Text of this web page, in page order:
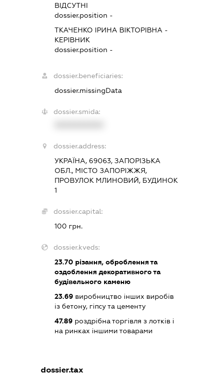
ВІДСУТНІ
dossier.position -
ТКАЧЕНКО ІРИНА ВІКТОРІВНА -
КЕРІВНИК
dossier.position -
dossier.beneficiaries:
dossier.missingData
dossier.smida:
dossier.address:
УКРАЇНА, 69063, ЗАПОРІЗЬКА
ОБЛ., МІСТО ЗАПОРІЖЖЯ,
ПРОВУЛОК МЛИНОВИЙ, БУДИНОК
1
dossier.capital:
100 грн.
dossier.kveds:
23.70 різання, оброблення та
оздоблення декоративного та
будівельного каменю
23.69 виробництво інших виробів
із бетону, гіпсу та цементу
47.89 роздрібна торгівля з лотків і
на ринках іншими товарами
dossier.tax